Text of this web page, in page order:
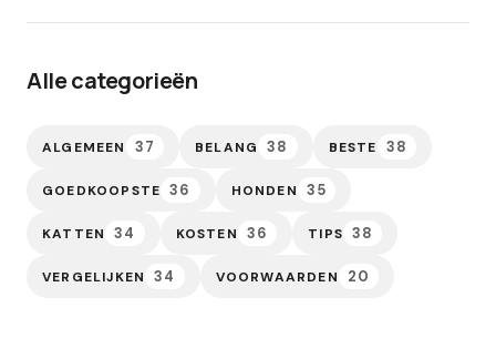
Alle categorieën
ALGEMEEN 37 BELANG 38 BESTE 38
GOEDKOOPSTE 36 HONDEN 35
KATTEN 34 KOSTEN 36 TIPS 38
VERGELIJKEN 34 VOORWAARDEN 20